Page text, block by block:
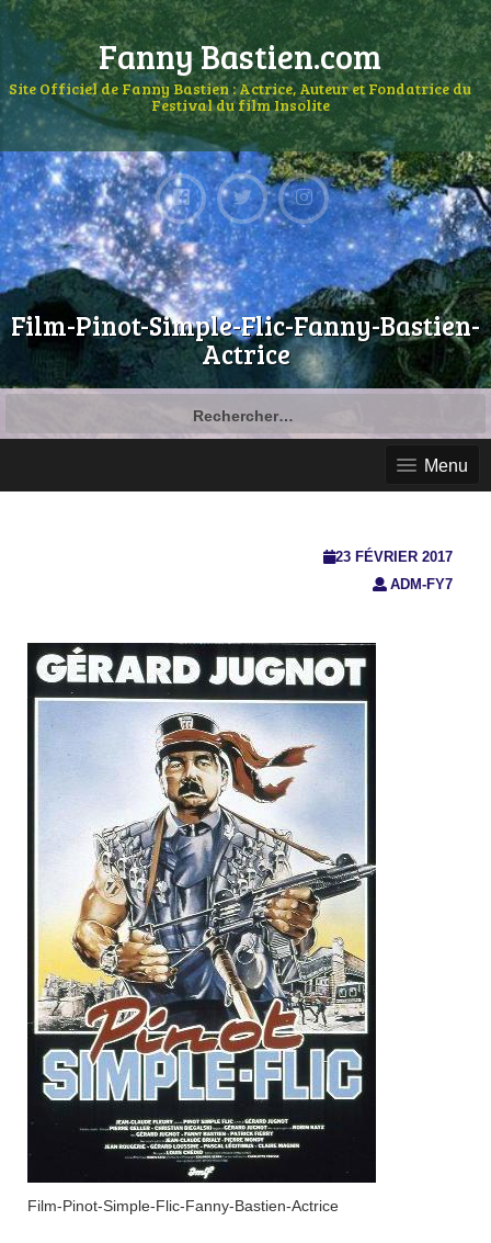
Fanny Bastien.com
Site Officiel de Fanny Bastien : Actrice, Auteur et Fondatrice du
Festival du film Insolite
Film-Pinot-Simple-Flic-Fanny-Bastien-
Actrice
Menu
23 FÉVRIER 2017
ADM-FY7
Film-Pinot-Simple-Flic-Fanny-Bastien-Actrice